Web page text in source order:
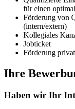
für einen
Förderung von
(intern/extern)
Kollegiales
Jobticket
Förderung
Ihre
Haben wir Ihr